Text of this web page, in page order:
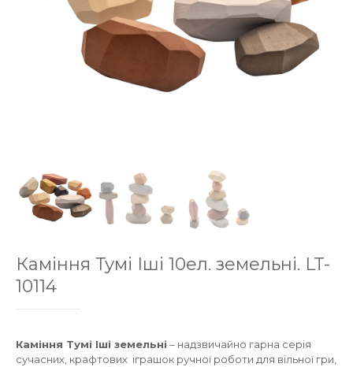
Каміння Тумі Іші 10ел. земельні. LT-
10114
Каміння Тумі Іші земельні – надзвичайно гарна серія
сучасних, крафтових іграшок ручної роботи для вільної гри,